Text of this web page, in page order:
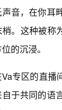
音，在你耳
。这种被称
的沉浸。
专区的直播
于共同的语